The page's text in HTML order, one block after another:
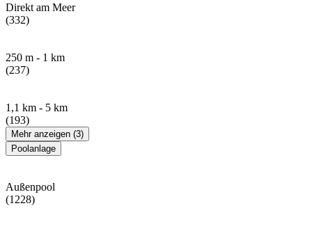
Direkt am Meer
(332)
250 m - 1 km
(237)
1,1 km - 5 km
(193)
Mehr anzeigen (3)
Poolanlage
Außenpool
(1228)